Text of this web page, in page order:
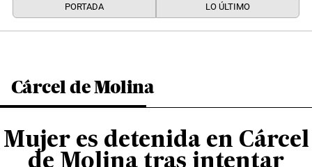
PORTADA LO ÚLTIMO
Cárcel de Molina
Mujer es detenida en Cárcel